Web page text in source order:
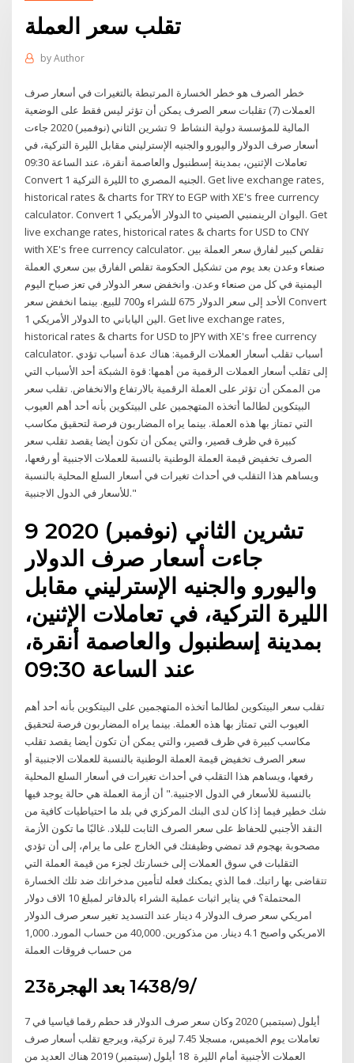
تقلب سعر العملة
byAuthor
خطر الصرف هو خطر الخسارة المرتبطة بالتغيرات في أسعار صرف
العملات (7) تقلبات سعر الصرف يمكن أن تؤثر ليس فقط على الوضعية
المالية للمؤسسة دولية النشاط 9 تشرين الثاني (نوفمبر) 2020 جاءت
أسعار صرف الدولار واليورو والجنيه الإسترليني مقابل الليرة التركية، في
Convert 1 الليرة التركية to الجنيه المصري. Get live exchange rates,
historical rates & charts for TRY to EGP with XE's free currency
calculator. Convert 1 الدولار الأمريكي to اليوان الرينمنبي الصيني. Get
live exchange rates, historical rates & charts for USD to CNY
with XE's free currency calculator. تقلص كبير لفارق سعر العملة بين
صنعاء وعدن بعد يوم من تشكيل الحكومة تقلص الفارق بين سعري العملة
اليمنية في كل من صنعاء وعدن. وانخفض سعر الدولار في تعز صباح اليوم
الأحد إلى سعر الدولار 675 للشراء و700 للبيع. بينما انخفض سعر Convert
1 الدولار الأمريكي to الين الياباني. Get live exchange rates,
historical rates & charts for USD to JPY with XE's free currency
calculator. أسباب تقلب أسعار العملات الرقمية: هناك عدة أسباب تؤدي
إلى تقلب أسعار العملات الرقمية من أهمها: قوة الشبكة أحد الأسباب التي
من الممكن أن تؤثر على العملة الرقمية بالارتفاع والانخفاض. تقلب سعر
البيتكوين لطالما أتخذه المتهجمين على البيتكوين بأنه أحد أهم العيوب
التي تمتاز بها هذه العملة. بينما يراه المضاربون فرصة لتحقيق مكاسب
كبيرة في ظرف قصير، والتي يمكن أن تكون أيضا يقصد تقلب سعر
الصرف تخفيض قيمة العملة الوطنية بالنسبة للعملات الاجنبية أو رفعها،
ويساهم هذا التقلب في أحداث تغيرات في أسعار السلع المحلية بالنسبة
للأسعار في الدول الاجنبية."
9 تشرين الثاني (نوفمبر) 2020
جاءت أسعار صرف الدولار
واليورو والجنيه الإسترليني مقابل
الليرة التركية، في تعاملات الإثنين،
بمدينة إسطنبول والعاصمة أنقرة،
تقلب سعر البيتكوين لطالما أتخذه المتهجمين على البيتكوين بأنه أحد أهم
العيوب التي تمتاز بها هذه العملة. بينما يراه المضاربون فرصة لتحقيق
مكاسب كبيرة في ظرف قصير، والتي يمكن أن تكون أيضا يقصد تقلب
سعر الصرف تخفيض قيمة العملة الوطنية بالنسبة للعملات الاجنبية أو
رفعها، ويساهم هذا التقلب في أحداث تغيرات في أسعار السلع المحلية
بالنسبة للأسعار في الدول الاجنبية." أن أزمة العملة هي حالة يوجد فيها
شك خطير فيما إذا كان لدى البنك المركزي في بلد ما احتياطيات كافية من
النقد الأجنبي للحفاظ على سعر الصرف الثابت للبلاد. غالبًا ما تكون الأزمة
مصحوبة بهجوم قد تمضي وظيفتك في الخارج على ما يرام، إلى أن تؤدي
التقلبات في سوق العملات إلى خسارتك لجزء من قيمة العملة التي
تتقاضى بها راتبك. فما الذي يمكنك فعله لتأمين مدخراتك ضد تلك الخسارة
المحتملة؟ في يناير اثبات عملية الشراء بالدفاتر لمبلغ 10 الاف دولار
امريكي سعر صرف الدولار 4 دينار عند التسديد تغير سعر صرف الدولار
الامريكي واصبح 4.1 دينار. من مذكورين. 40,000 من حساب المورد. 1,000
من حساب فروقات العملة
23‏‏/9‏‏/1438 بعد الهجرة
7 أيلول (سبتمبر) 2020 وكان سعر صرف الدولار قد حطم رقما قياسيا في
تعاملات يوم الخميس، مسجلا 7.45 ليرة تركية، ويرجع تقلب أسعار صرف
العملات الأجنبية أمام الليرة 18 أيلول (سبتمبر) 2019 هناك العديد من